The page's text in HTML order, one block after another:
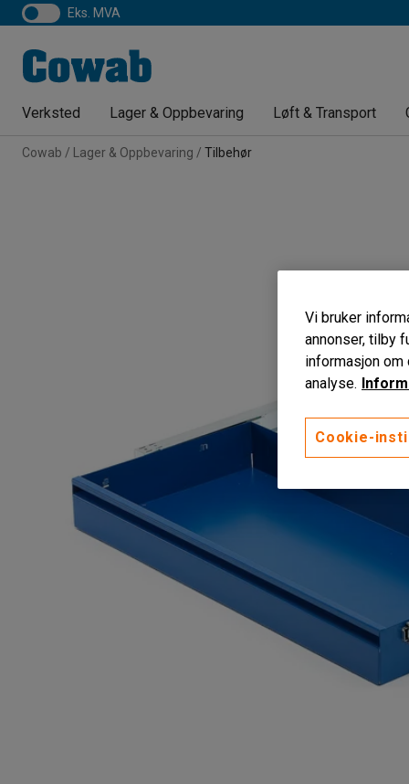
eks. MVA
Verksted Lager & Oppbevaring Løft & Transport
Cowab Lager & Oppbevaring Tilbehør
Vi bruker
annonser, tilby
informasjon om
analyse.
Cookie-